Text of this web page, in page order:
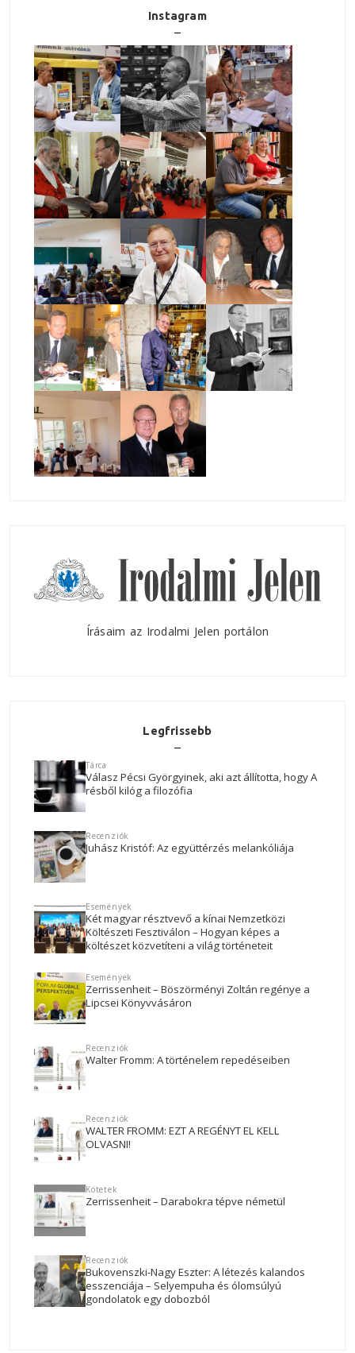
Instagram
Írásaim az Irodalmi Jelen portálon
Legfrissebb
Tárca
Válasz Pécsi Györgyinek, aki azt állította, hogy A
résből kilóg a filozófia
Recenziók
Juhász Kristóf: Az együttérzés melankóliája
Események
Két magyar résztvevő a kínai Nemzetközi
Költészeti Fesztiválon – Hogyan képes a
költészet közvetíteni a világ történeteit
Események
Zerrissenheit – Böszörményi Zoltán regénye a
Lipcsei Könyvvásáron
Recenziók
Walter Fromm: A történelem repedéseiben
Recenziók
WALTER FROMM: EZT A REGÉNYT EL KELL
OLVASNI!
Kötetek
Zerrissenheit – Darabokra tépve németül
Recenziók
Bukovenszki-Nagy Eszter: A létezés kalandos
esszenciája – Selyempuha és ólomsúlyú
gondolatok egy dobozból